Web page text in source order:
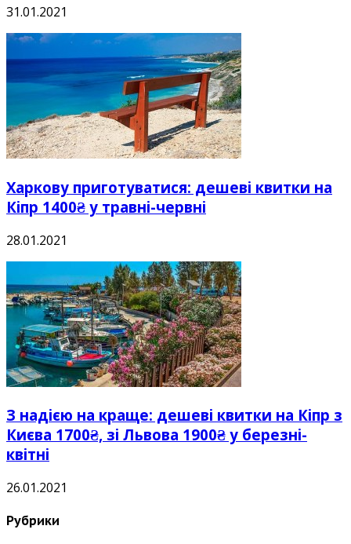
31.01.2021
Харкову приготуватися: дешеві квитки на
Кіпр 1400₴ у травні-червні
28.01.2021
З надією на краще: дешеві квитки на Кіпр з
Києва 1700₴, зі Львова 1900₴ у березні-
квітні
26.01.2021
Рубрики